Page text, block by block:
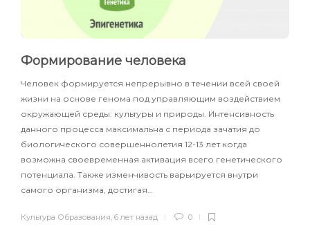
Формирование человека
Человек формируется непрерывно в течении всей своей
жизни на основе генома под управляющим воздействием
окружающей среды: культуры и природы. Интенсивность
данного процесса максимальна с периода зачатия до
биологического совершеннолетия 12-13 лет когда
возможна своевременная активация всего генетического
потенциала. Также изменчивость варьируется внутри
самого организма, достигая…
Культура Образования, 6 лет назад 0